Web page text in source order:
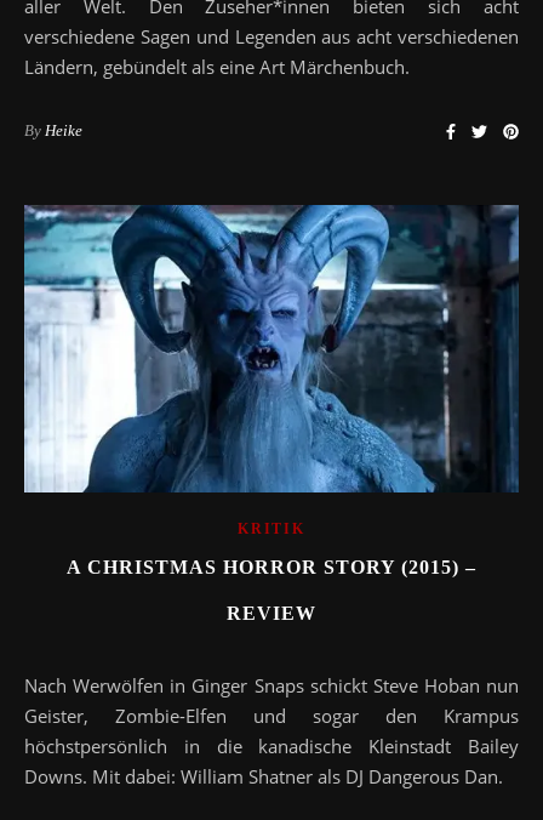
aller Welt. Den Zuseher*innen bieten sich acht
verschiedene Sagen und Legenden aus acht verschiedenen
Ländern, gebündelt als eine Art Märchenbuch.
By Heike
KRITIK
A CHRISTMAS HORROR STORY (2015) –
REVIEW
Nach Werwölfen in Ginger Snaps schickt Steve Hoban nun
Geister, Zombie-Elfen und sogar den Krampus
höchstpersönlich in die kanadische Kleinstadt Bailey
Downs. Mit dabei: William Shatner als DJ Dangerous Dan.